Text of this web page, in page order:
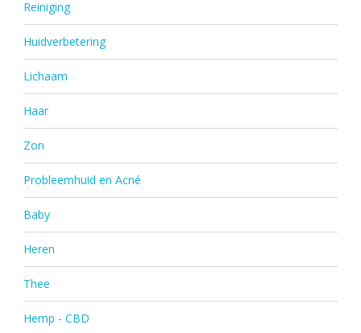
Reiniging
Huidverbetering
Lichaam
Haar
Zon
Probleemhuid en Acné
Baby
Heren
Thee
Hemp - CBD